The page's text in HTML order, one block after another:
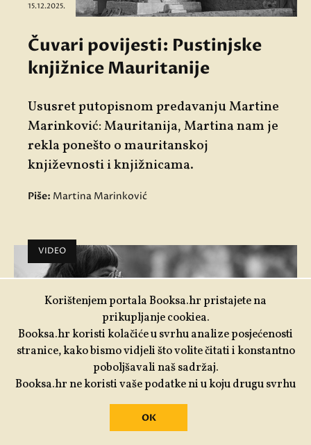
15.12.2025.
Čuvari povijesti: Pustinjske
knjižnice Mauritanije
Ususret putopisnom predavanju Martine
Marinković: Mauritanija, Martina nam je
rekla ponešto o mauritanskoj
književnosti i knjižnicama.
Piše: Martina Marinković
VIDEO
Predstavljanje zbirke
Korištenjem portala Booksa.hr pristajete na
prikupljanje cookiea.
Booksa.hr koristi kolačiće u svrhu analize posjećenosti
stranice, kako bismo vidjeli što volite čitati i konstantno
poboljšavali naš sadržaj.
Booksa.hr ne koristi vaše podatke ni u koju drugu svrhu
OK